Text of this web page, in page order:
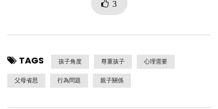
3
TAGS 孩子角度 尊重孩子 心理需要
父母省思 行為問題 親子關係